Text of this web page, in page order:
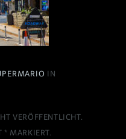
IN
VERÖFFENTLICHT.
* MARKIERT.